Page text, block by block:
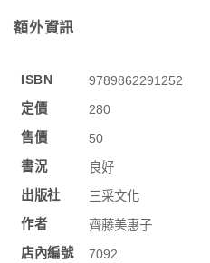
額外資訊
ISBN
9789862291252
定價
280
售價
50
書況
良好
出版社
三采文化
作者
齊藤美惠子
店內編號
7092